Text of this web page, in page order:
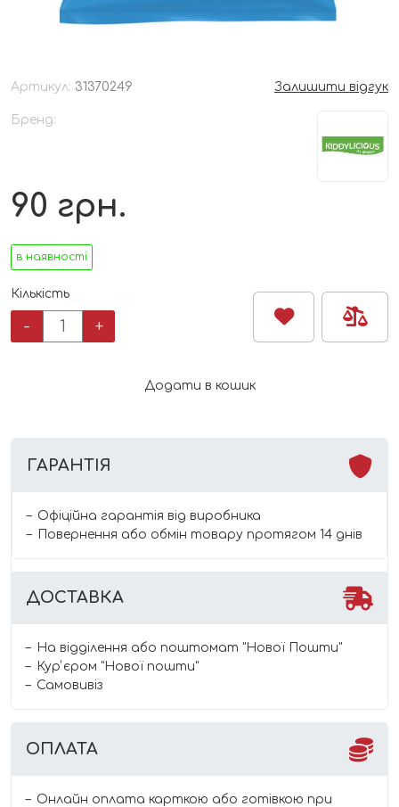
Артикул: 31370249 Залишити відгук
Бренд:
90 грн.
в наявності
Кількість
-
Овочеві +
Додати в кошик
ГАРАНТІЯ
Офіційна гарантія від виробника
Повернення або обмін товару протягом 14 днів
ДОСТАВКА
На відділення або поштомат "Нової Пошти"
Курʼєром "Нової пошти"
Самовивіз
ОПЛАТА
Онлайн оплата карткою або готівкою при